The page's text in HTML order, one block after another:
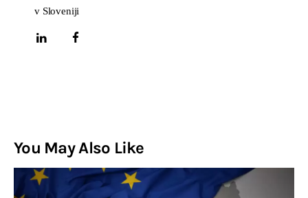
v Sloveniji
You May Also Like